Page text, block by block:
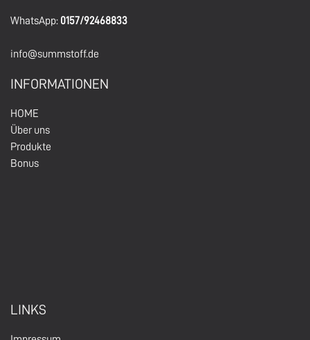
WhatsApp: 0157/92468833
info@summstoff.de
INFORMATIONEN
HOM E
Über uns
Produkte
Bonus
LINKS